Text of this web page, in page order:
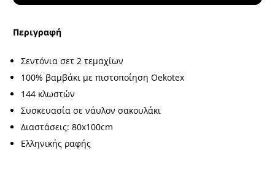
Περιγραφή
Σεντόνια σετ 2 τεμαχίων
100% βαμβάκι με πιστοποίηση Oekotex
144 κλωστών
Συσκευασία σε νάυλον σακουλάκι
Διαστάσεις: 80x100cm
Ελληνικής ραφής